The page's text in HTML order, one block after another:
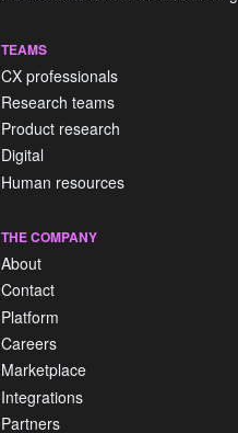
TEAMS
CX professionals
Research teams
Product research
Digital
Human resources
THE COMPANY
About
Contact
Platform
Careers
Marketplace
Integrations
Partners